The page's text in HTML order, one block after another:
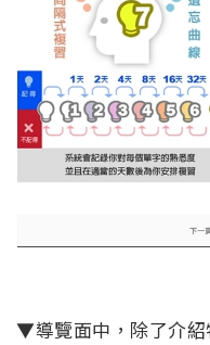
▼導覽面中，除了介紹